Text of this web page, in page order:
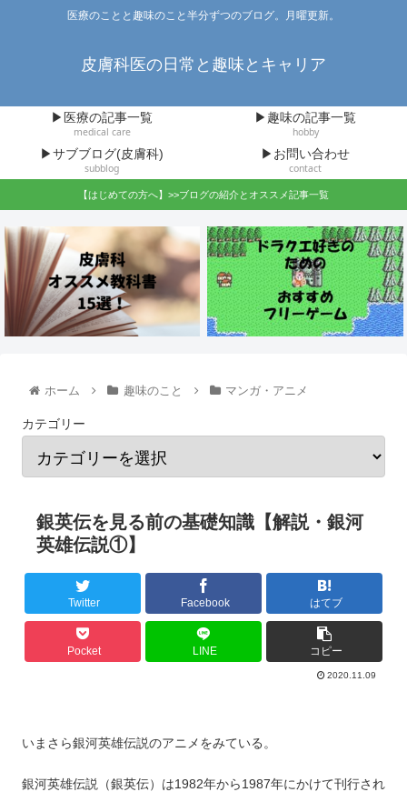
医療のことと趣味のこと半分ずつのブログ。月曜更新。
皮膚科医の日常と趣味とキャリア
▶医療の記事一覧
medical care
▶趣味の記事一覧
hobby
▶サブブログ(皮膚科)
subblog
▶お問い合わせ
contact
【はじめての方へ】>>ブログの紹介とオススメ記事一覧
ホーム 趣味のこと マンガ・アニメ
カテゴリー
銀英伝を見る前の基礎知識【解説・銀河
英雄伝説①】
Twitter Facebook はてブ
Pocket LINE コピー
2020.11.09
いまさら銀河英雄伝説のアニメをみている。
銀河英雄伝説（銀英伝）は1982年から1987年にかけて刊行され